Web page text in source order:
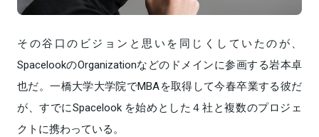
その谷口のビジョンと思いを同じくしていたのが、
SpacelookのOrganizationなどのドメインに参画する岩本卓
也だ。一橋大学大学院でMBAを取得して今春卒業する彼だ
が、すでにSpacelook を始めとした４社と複数のプロジェ
クトに携わっている。